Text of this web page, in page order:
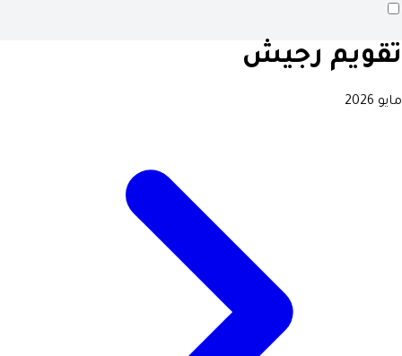
تقويم رجيش
مايو 2026